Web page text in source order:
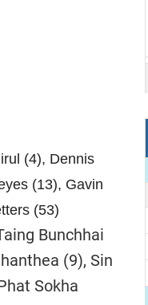
(4), Dennis
(13), Gavin
(53)
Bunchhai
(9), Sin
Sokha